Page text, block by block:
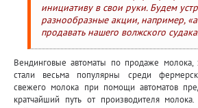
инициативу в свои руки. Будем
разнообразные акции, например,
продавать нашего волжского
Вендинговые автоматы по продаже молока,
стали весьма популярны среди
свежего молока при помощи автоматов
кратчайший путь от производителя